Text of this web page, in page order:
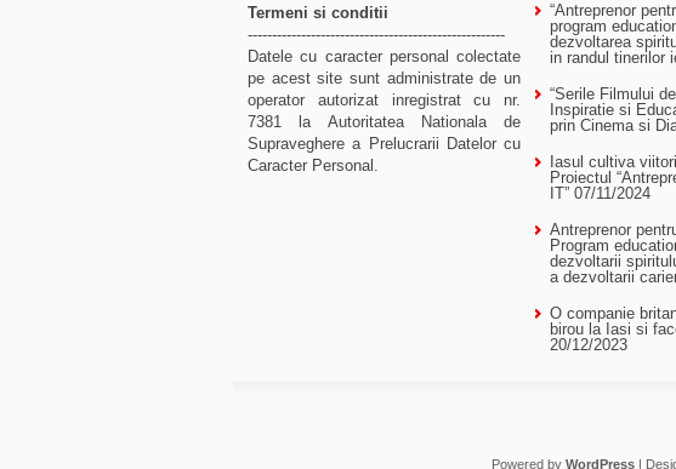
Termeni si conditii
-----------------------------------------------------
Datele cu caracter personal colectate
pe acest site sunt administrate de un
operator autorizat inregistrat cu nr.
7381 la Autoritatea Nationala de
Supraveghere a Prelucrarii Datelor cu
Caracter Personal.
“Antreprenor
program
dezvoltarea
in randul tinerilor
“Serile Filmului
Inspiratie si
prin Cinema si
Iasul cultiva
Proiectul
IT” 07/11/2024
Antreprenor
Program
dezvoltarii
a dezvoltarii
O companie
birou la Iasi si
20/12/2023
Powered by WordPress|